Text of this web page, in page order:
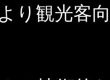
り観光客